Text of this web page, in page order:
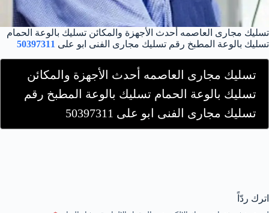
تسليك مجارى العاصمه أحدث الأجهزة والمكائن تسليك بالوعة الحمام
تسليك بالوعة المطبخ رقم تسليك مجارى الفنى ابو على 50397311
تسليك مجارى العاصمه أحدث الأجهزة والمكائن
تسليك بالوعة الحمام تسليك بالوعة المطبخ رقم
تسليك مجارى الفنى ابو على 50397311
اترك ردّاً